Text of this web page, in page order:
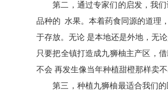
第二，通过专家们的启发，我们
品种的 水果。本着药食同源的道理
于存放。无论 是本地还是外地，无
只要把全镇打造成九狮柚主产区，
不会 再发生像当年种植甜橙那样卖不
第三，种植九狮柚最适合我们的